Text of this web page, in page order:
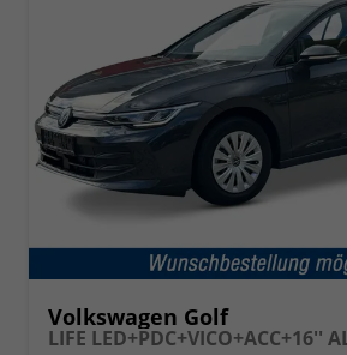
Volkswagen Golf
LIFE LED+PDC+VICO+ACC+16''